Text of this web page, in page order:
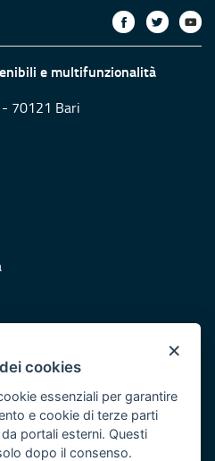
e multifunzionalità
70121 Bari
Puglia
del POR Puglia 2014/2020 -
×
cookies
essenziali per garantire
e cookie di terze parti
portali esterni. Questi
dopo il consenso.